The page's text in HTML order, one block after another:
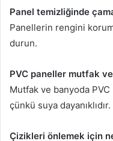
Panel temizliğinde
Panellerin rengini
durun.
PVC paneller mutfak ve
Mutfak ve banyoda
çünkü suya dayanıklıdır.
Çizikleri önlemek için